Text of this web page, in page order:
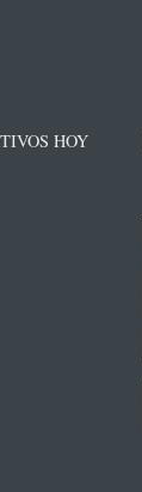
HOY